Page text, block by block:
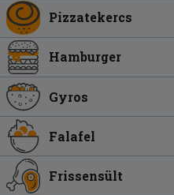
Pizzatekercs
Hamburger
Gyros
Falafel
Frissensült